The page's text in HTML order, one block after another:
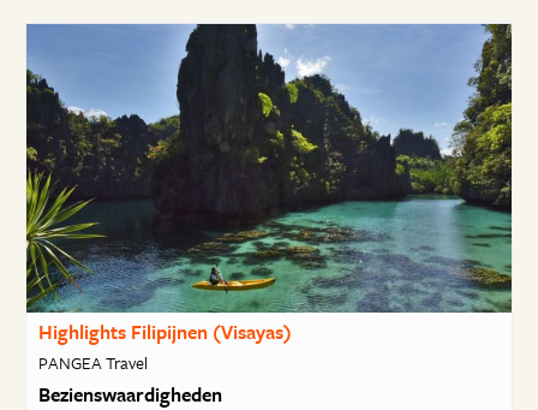
Highlights Filipijnen (Visayas)
PANGEA Travel
Bezienswaardigheden